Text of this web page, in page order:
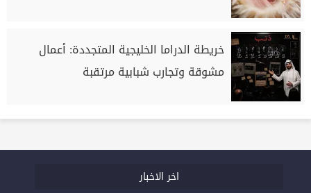
خريطة الدراما الخليجية المتجددة: أعمال
مشوقة وتجارب شبابية مرتقبة
اخر الاخبار